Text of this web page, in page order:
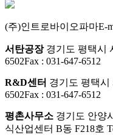
(주)인트로바이오파마E-
서탄공장 경기도 평택시
6502Fax : 031-647-6512
R&D센터 경기도 평택시
6502Fax : 031-647-6512
평촌사무소 경기도 안양
식산업센터 B동 F218호